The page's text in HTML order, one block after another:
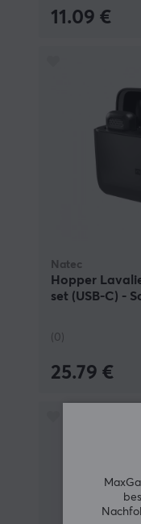
11.09 €
Natec
Hopper
set (USB-C) -
(0)
25.79 €